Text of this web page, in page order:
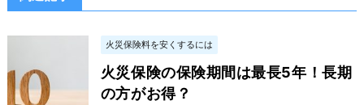
火災保険料を安くするには
火災保険の保険期間は最長5年！長期
の方がお得？